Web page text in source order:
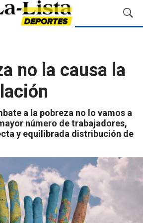
M
o
s
u
a
no la causa la
a la pobreza no lo vamos a
número de trabajadores,
y equilibrada distribución de